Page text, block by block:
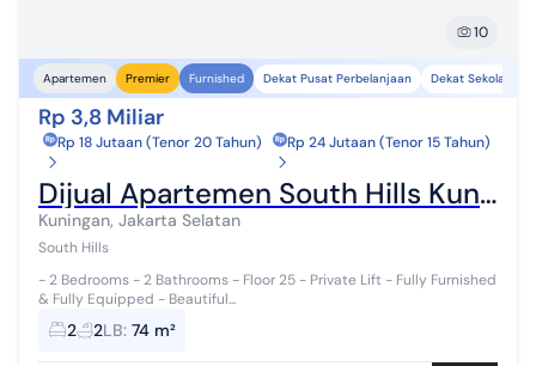
10
Apartemen Premier Furnished Dekat Pusat Perbelanjaan Dekat Sekolah
Rp 3,8 Miliar
Rp 18 Jutaan (Tenor 20 Tahun) Rp 24 Jutaan (Tenor 15 Tahun)
Dijual Apartemen South Hills Kuningan, Jakarta Selatan
Kuningan, Jakarta Selatan
South Hills
- 2 Bedrooms - 2 Bathrooms - Floor 25 - Private Lift - Fully Furnished
& Fully Equipped - Beautiful...
2 2LB: 74 m²